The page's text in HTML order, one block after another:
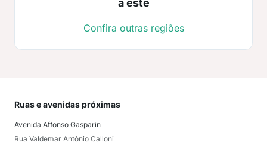
a este
Confira outras regiões
Ruas e avenidas próximas
Avenida Affonso Gasparin
Rua Valdemar Antônio Calloni